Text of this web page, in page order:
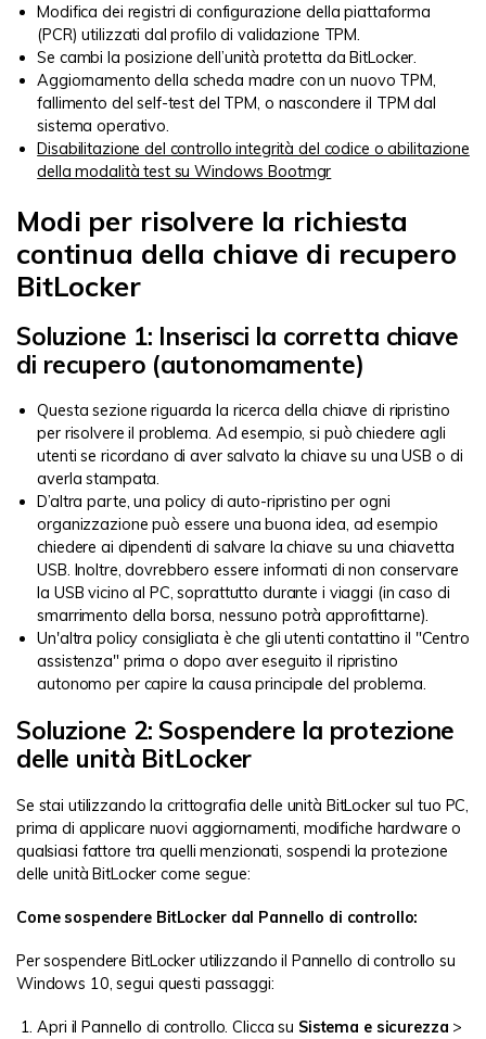
Modifica dei registri di configurazione della piattaforma
(PCR) utilizzati dal profilo di validazione TPM.
Se cambi la posizione dell’unità protetta da BitLocker.
Aggiornamento della scheda madre con un nuovo TPM,
fallimento del self-test del TPM, o nascondere il TPM dal
sistema operativo.
Disabilitazione del controllo integrità del codice o abilitazione
della modalità test su Windows Bootmgr
Modi per risolvere la richiesta
continua della chiave di recupero
BitLocker
Soluzione 1: Inserisci la corretta chiave
di recupero (autonomamente)
Questa sezione riguarda la ricerca della chiave di ripristino
per risolvere il problema. Ad esempio, si può chiedere agli
utenti se ricordano di aver salvato la chiave su una USB o di
averla stampata.
D’altra parte, una policy di auto-ripristino per ogni
organizzazione può essere una buona idea, ad esempio
chiedere ai dipendenti di salvare la chiave su una chiavetta
USB. Inoltre, dovrebbero essere informati di non conservare
la USB vicino al PC, soprattutto durante i viaggi (in caso di
smarrimento della borsa, nessuno potrà approfittarne).
Un'altra policy consigliata è che gli utenti contattino il "Centro
assistenza" prima o dopo aver eseguito il ripristino
autonomo per capire la causa principale del problema.
Soluzione 2: Sospendere la protezione
delle unità BitLocker
Se stai utilizzando la crittografia delle unità BitLocker sul tuo PC,
prima di applicare nuovi aggiornamenti, modifiche hardware o
qualsiasi fattore tra quelli menzionati, sospendi la protezione
delle unità BitLocker come segue:
Come sospendere BitLocker dal Pannello di controllo:
Per sospendere BitLocker utilizzando il Pannello di controllo su
Windows 10, segui questi passaggi:
Apri il Pannello di controllo. Clicca su Sistema e sicurezza >